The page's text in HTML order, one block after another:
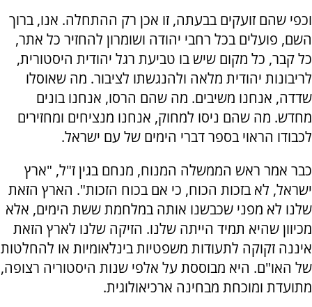
וכפי שהם זועקים בבעתה, זו אכן רק ההתחלה. אנו, ברוך
השם, פועלים בכל רחבי יהודה ושומרון להחזיר כל אתר,
כל קבר, כל מקום שיש בו טביעת רגל יהודית היסטורית,
לריבונות יהודית מלאה ולהנגשתו לציבור. מה שאוסלו
שדדה, אנחנו משיבים. מה שהם הרסו, אנחנו בונים
מחדש. מה שהם ניסו למחוק, אנחנו מנציחים ומחזירים
לכבודו הראוי בספר דברי הימים של עם ישראל.
כבר אמר ראש הממשלה המנוח, מנחם בגין ז"ל, "ארץ
ישראל, לא בזכות הכוח, כי אם בכוח הזכות". הארץ הזאת
שלנו לא מפני שכבשנו אותה במלחמת ששת הימים, אלא
מכיוון שהיא תמיד הייתה שלנו. הזיקה שלנו לארץ הזאת
איננה זקוקה לתעודות משפטיות בינלאומיות או להחלטות
של האו"ם. היא מבוססת על אלפי שנות היסטוריה רצופה,
מתועדת ומוכחת מבחינה ארכיאולוגית.